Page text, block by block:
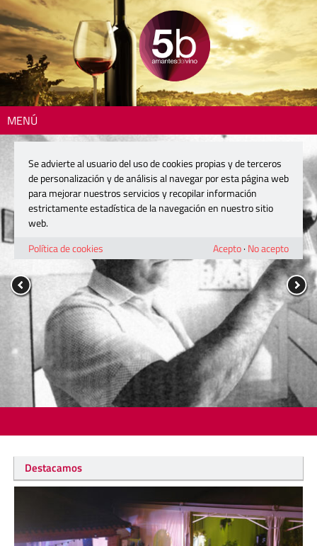
MENÚ
Destacamos
Se advierte al usuario del uso de cookies propias y de terceros
de personalización y de análisis al navegar por esta página web
para mejorar nuestros servicios y recopilar información
estrictamente estadística de la navegación en nuestro sitio
web.
Política de cookies
Acepto· No acepto